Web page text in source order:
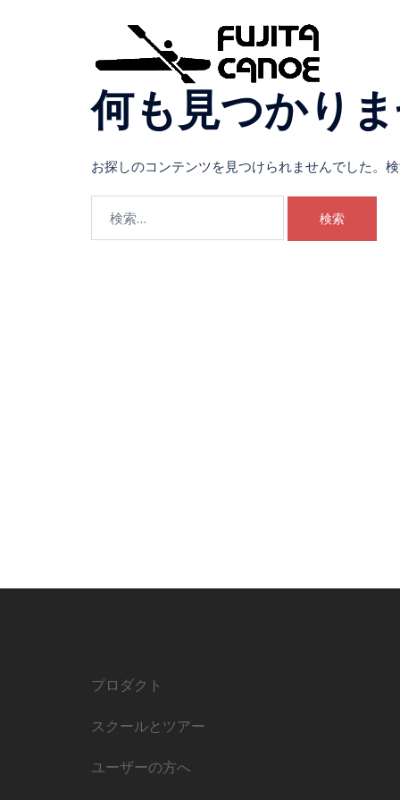
何も見つかり
お探しのコンテンツを見つけられませんでした。
プロダクト
スクールとツアー
ユーザーの方へ